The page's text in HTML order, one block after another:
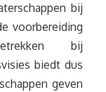
bij
voorbereiding
bij
biedt dus
geven